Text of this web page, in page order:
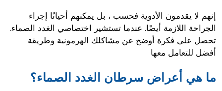
إنهم لا يقدمون الأدوية فحسب ، بل يمكنهم أحيانًا إجراء
الجراحة اللازمة أيضًا. عندما تستشير اختصاصي الغدد الصماء.
تحصل على فكرة أوضح عن مشاكلك الهرمونية وطريقة
أفضل للتعامل معها
ما هي أعراض سرطان الغدد الصماء؟